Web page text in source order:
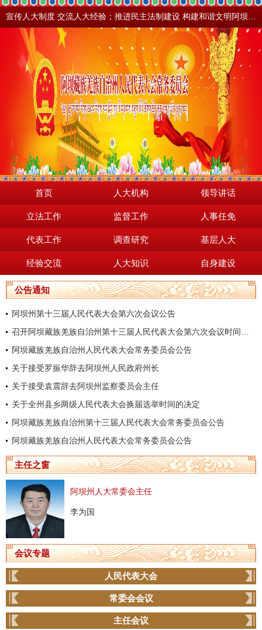
首页 人大机构 领导讲话
立法工作 监督工作 人事任免
代表工作 调查研究 基层人大
经验交流 人大知识 自身建设
公告通知
阿坝州第十三届人民代表大会第六次会议公告
阿坝藏族羌族自治州人民代表大会常务委员会公告
关于接受罗振华辞去阿坝州人民政府州长
关于接受袁震辞去阿坝州监察委员会主任
关于全州县乡两级人民代表大会换届选举时间的决定
阿坝藏族羌族自治州第十三届人民代表大会常务委员会公告
阿坝藏族羌族自治州人民代表大会常务委员会公告
主任之窗
阿坝州人大常委会主任
李为国
会议专题
人民代表大会
常委会会议
主任会议